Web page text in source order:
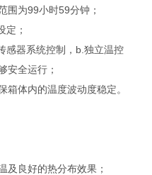
围为99小时59分钟；
定；
感器系统控制，b.独立温控
安全运行；
箱体内的温度波动度稳定。
及良好的热分布效果；